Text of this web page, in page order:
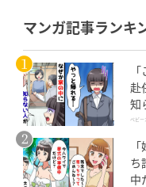
マンガ記事ランキ
赴
知
は
ベビー
ち
中